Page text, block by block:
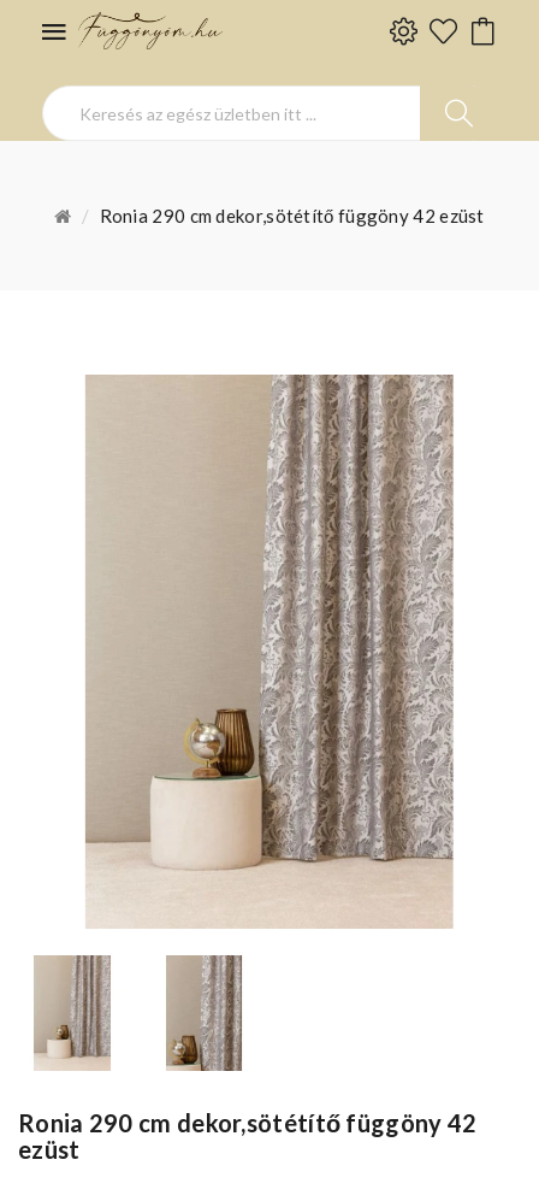
Ronia 290 cm dekor,sötétítő függöny 42 ezüst
Ronia 290 cm dekor,sötétítő függöny 42
ezüst